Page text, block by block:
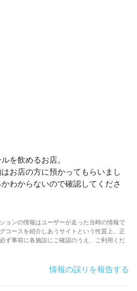
を飲めるお店。
お店の方に預かってもらいまし
わからないので確認してくださ
ョンの情報はユーザーが走った当時の情報で
コースを紹介しあうサイトという性質上、正
ず事前に各施設にご確認のうえ、ご利用くだ
情報の誤りを報告する